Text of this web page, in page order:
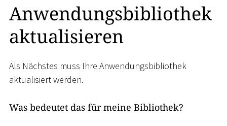
Anwendungsbibliothek
aktualisieren
Als Nächstes muss Ihre Anwendungsbibliothek
aktualisiert werden.
Was bedeutet das für meine Bibliothek?